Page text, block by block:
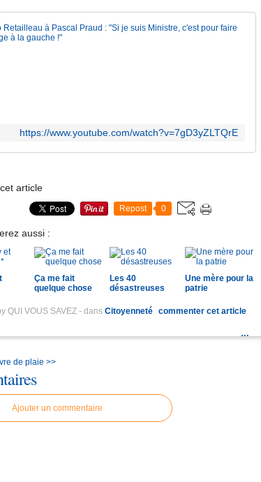
o
https://www.youtube.com/watch?v=7gD3yZLTQrE
article
Repost 0
aussi :
Ça me fait
quelque chose
Les 40
désastreuses
Une mère pour la
patrie
QUI VOUS SAVEZ - dans Citoyenneté commenter cet article
…
de plaie >>
Ajouter un commentaire